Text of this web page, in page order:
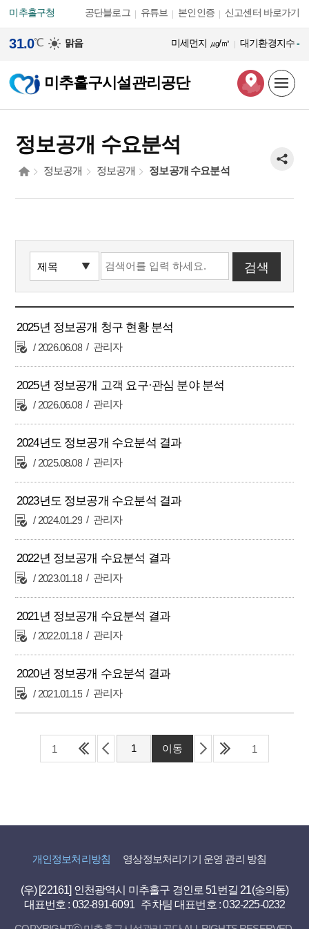
본문 바로가기
미추홀구시설관리공단
미추홀구청 공단블로그 유튜브 본인인증 신고센터 바로가기
31.0℃ 맑음 미세먼지 ㎍/㎥ 대기환경지수-
정보공개 수요분석
정보공개 정보공개 정보공개 수요분석
2025년 정보공개 청구 현황 분석
2026.06.08 관리자
2025년 정보공개 고객 요구·관심 분야 분석
2026.06.08 관리자
2024년도 정보공개 수요분석 결과
2025.08.08 관리자
2023년도 정보공개 수요분석 결과
2024.01.29 관리자
2022년 정보공개 수요분석 결과
2023.01.18 관리자
2021년 정보공개 수요분석 결과
2022.01.18 관리자
2020년 정보공개 수요분석 결과
2021.01.15 관리자
1 1
개인정보처리방침 영상정보처리기기 운영 관리 방침
(우) [22161] 인천광역시 미추홀구 경인로 51번길 21(숭의동)
대표번호 : 032-891-6091 주차팀 대표번호 : 032-225-0232